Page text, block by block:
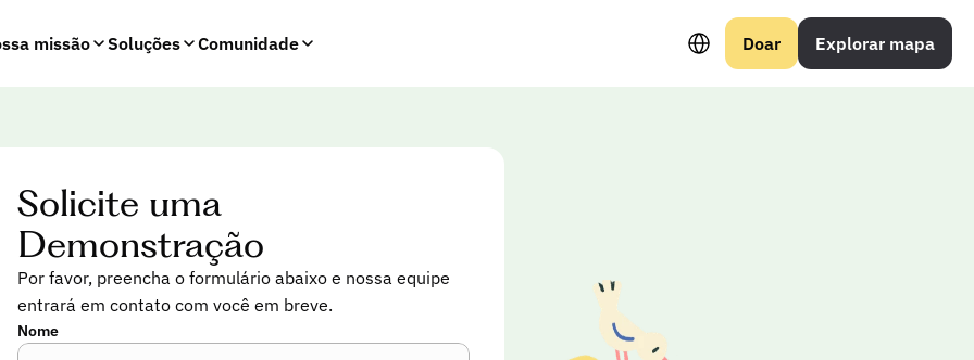
missão Soluções Comunidade
Select Language
Doar Explorar mapa
Solicite uma
Demonstração
Por favor, preencha o formulário abaixo e nossa equipe
entrará em contato com você em breve.
Nome